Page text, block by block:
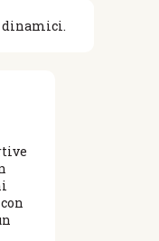
dinamici.